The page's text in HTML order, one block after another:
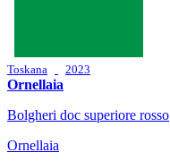
Toskana 2023
Ornellaia
Bolgheri doc superiore rosso
Ornellaia